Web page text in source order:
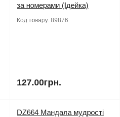
за номерами (Ідейка)
Код товару: 89876
127.00грн.
DZ664 Мандала мудрості